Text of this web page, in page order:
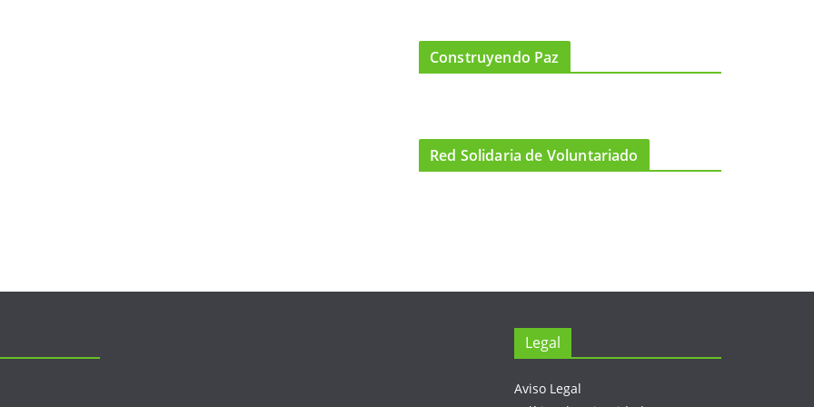
Construyendo Paz
Red Solidaria de Voluntariado
Legal
Aviso Legal